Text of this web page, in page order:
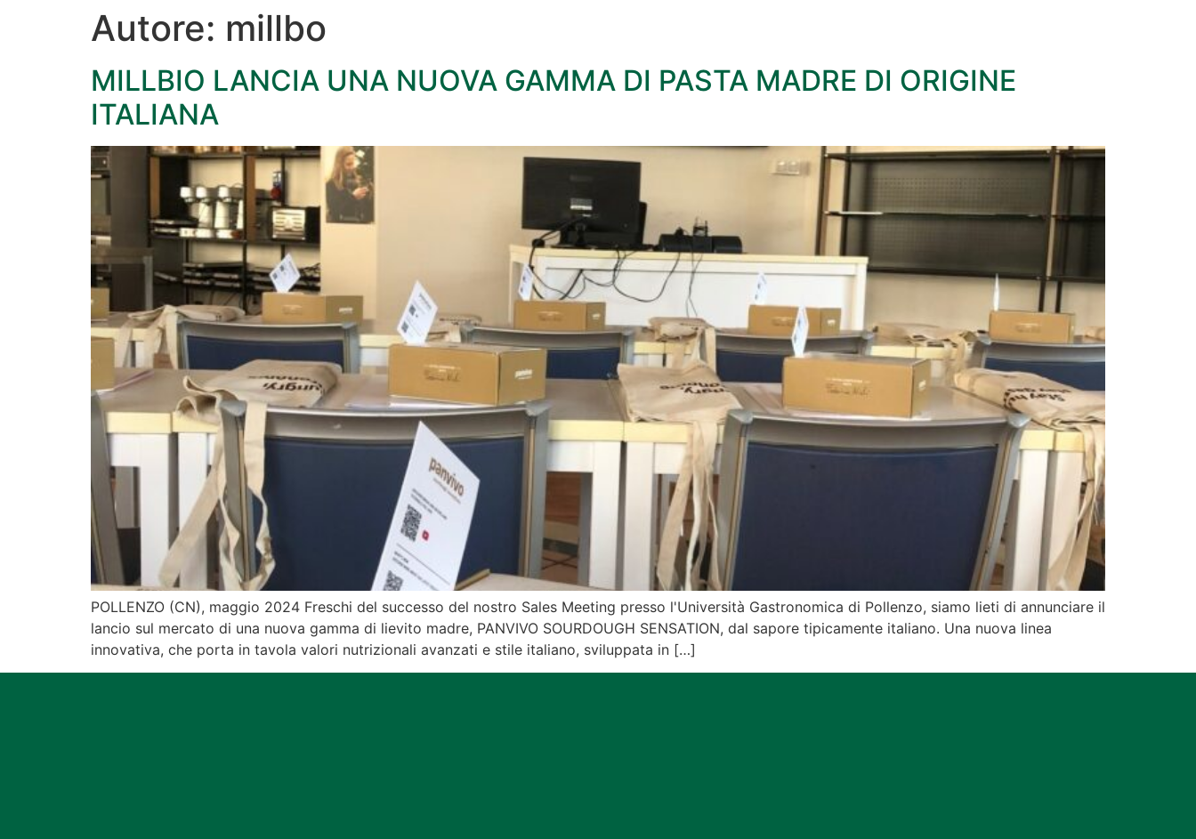
Autore: millbo
MILLBIO LANCIA UNA NUOVA GAMMA DI PASTA MADRE DI ORIGINE
ITALIANA
POLLENZO (CN), maggio 2024 Freschi del successo del nostro Sales Meeting presso l'Università Gastronomica di Pollenzo, siamo lieti di annunciare il
lancio sul mercato di una nuova gamma di lievito madre, PANVIVO SOURDOUGH SENSATION, dal sapore tipicamente italiano. Una nuova linea
innovativa, che porta in tavola valori nutrizionali avanzati e stile italiano, sviluppata in […]